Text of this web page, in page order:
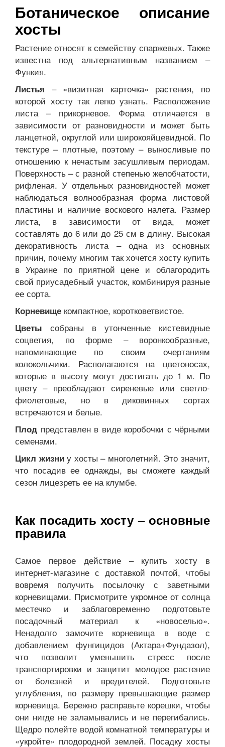
Ботаническое описание
хосты
Растение относят к семейству спаржевых. Также
известна под альтернативным названием –
Функия.
Листья – «визитная карточка» растения, по
которой хосту так легко узнать. Расположение
листа – прикорневое. Форма отличается в
зависимости от разновидности и может быть
ланцетной, округлой или широкояйцевидной. По
текстуре – плотные, поэтому – выносливые по
отношению к нечастым засушливым периодам.
Поверхность – с разной степенью желобчатости,
рифленая. У отдельных разновидностей может
наблюдаться волнообразная форма листовой
пластины и наличие воскового налета. Размер
листа, в зависимости от вида, может
составлять до 6 или до 25 см в длину. Высокая
декоративность листа – одна из основных
причин, почему многим так хочется хосту купить
в Украине по приятной цене и облагородить
свой приусадебный участок, комбинируя разные
ее сорта.
Корневище компактное, коротковетвистое.
Цветы собраны в утонченные кистевидные
соцветия, по форме – воронкообразные,
напоминающие по своим очертаниям
колокольчики. Располагаются на цветоносах,
которые в высоту могут достигать до 1 м. По
цвету – преобладают сиреневые или светло-
фиолетовые, но в диковинных сортах
встречаются и белые.
Плод представлен в виде коробочки с чёрными
семенами.
Цикл жизниу хосты – многолетний. Это значит,
что посадив ее однажды, вы сможете каждый
сезон лицезреть ее на клумбе.
Как посадить хосту – основные
правила
Самое первое действие – купить хосту в
интернет-магазине с доставкой почтой, чтобы
вовремя получить посылочку с заветными
корневищами. Присмотрите укромное от солнца
местечко и заблаговременно подготовьте
посадочный материал к «новоселью».
Ненадолго замочите корневища в воде с
добавлением фунгицидов (Актара+Фундазол),
что позволит уменьшить стресс после
транспортировки и защитит молодое растение
от болезней и вредителей. Подготовьте
углубления, по размеру превышающие размер
корневища. Бережно расправьте корешки, чтобы
они нигде не заламывались и не перегибались.
Щедро полейте водой комнатной температуры и
«укройте» плодородной землей. Посадку хосты